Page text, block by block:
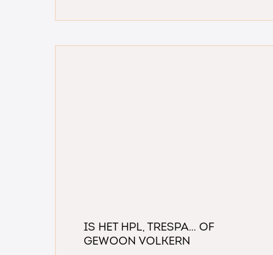
Is het HPL, Trespa… of
gewoon volkern